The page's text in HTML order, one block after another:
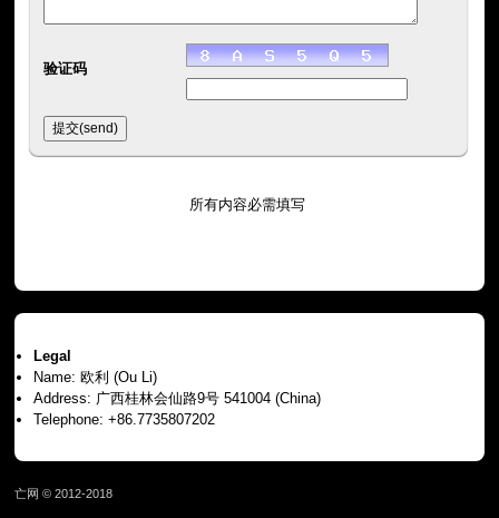
验证码
所有内容必需填写
Legal
Name: 欧利 (Ou Li)
Address: 广西桂林会仙路9号 541004 (China)
Telephone: +86.7735807202
亡网 © 2012-2018